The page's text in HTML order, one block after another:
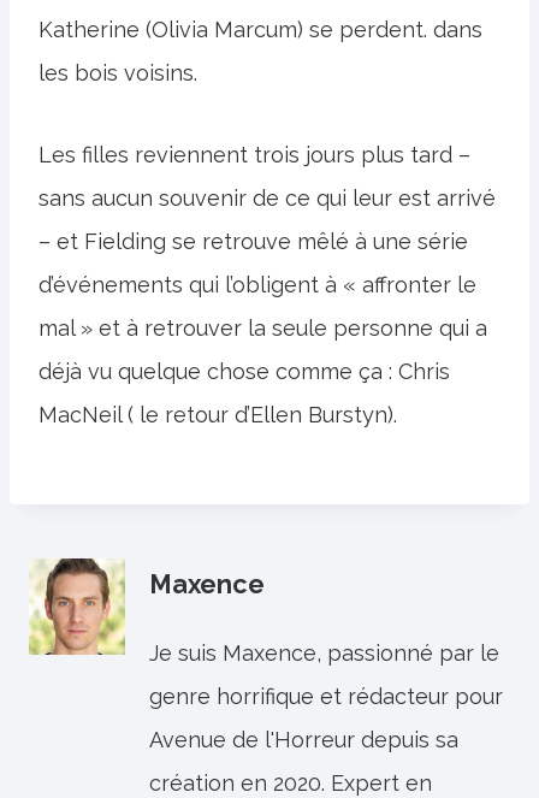
Katherine (Olivia Marcum) se perdent. dans
les bois voisins.
Les filles reviennent trois jours plus tard –
sans aucun souvenir de ce qui leur est arrivé
– et Fielding se retrouve mêlé à une série
d’événements qui l’obligent à « affronter le
mal » et à retrouver la seule personne qui a
déjà vu quelque chose comme ça : Chris
MacNeil ( le retour d’Ellen Burstyn).
Maxence
Je suis Maxence, passionné par le
genre horrifique et rédacteur pour
Avenue de l'Horreur depuis sa
création en 2020. Expert en